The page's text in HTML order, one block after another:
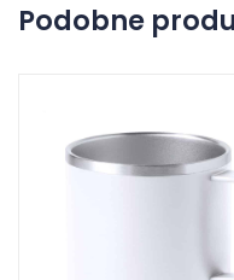
Podobne